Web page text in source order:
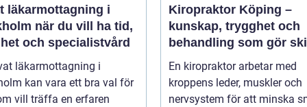
läkarmottagning i
vill ha tid,
och specialistvård
läkarmottagning i
kan vara ett bra val för
vill träffa en erfaren
Kiropraktor Köping –
kunskap, trygghet och
behandling som gör
En kiropraktor arbetar med
kroppens leder, muskler och
nervsystem för att minska